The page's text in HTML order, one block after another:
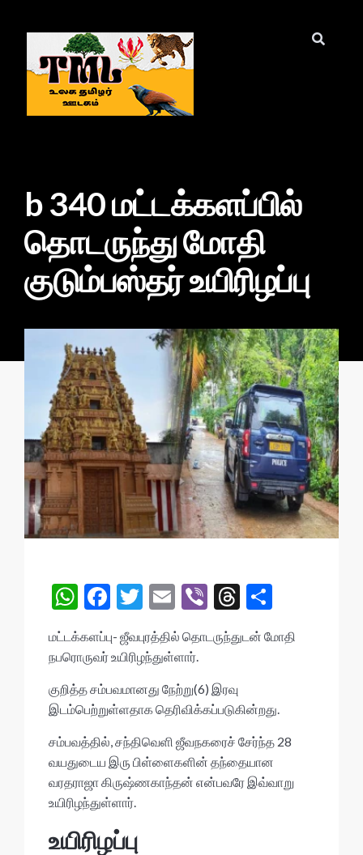
b 340 மட்டக்களப்பில்
தொடருந்து மோதி
குடும்பஸ்தர் உயிரிழப்பு
W
at
s
A
p
p
F
e
o
k
T
itt
er
E
ai
Vi
er
T
ea ar
மட்டக்களப்பு- ஜீவபுரத்தில் தொடருந்துடன் மோதி
நபரொருவர் உயிரிழந்துள்ளார்.
குறித்த சம்பவமானது நேற்று(6) இரவு
இடம்பெற்றுள்ளதாக தெரிவிக்கப்படுகின்றது.
சம்பவத்தில், சந்திவெளி ஜீவநகரைச் சேர்ந்த 28
வயதுடைய இரு பிள்ளைகளின் தந்தையான
வரதராஜா கிருஷ்ணகாந்தன் என்பவரே இவ்வாறு
உயிரிழந்துள்ளார்.
உயிரிழப்பு